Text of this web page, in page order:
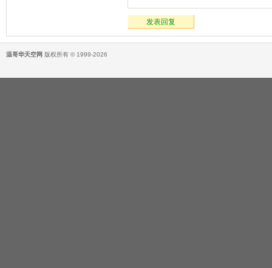
发表回复
温哥华天空网 版权所有 © 1999-2026